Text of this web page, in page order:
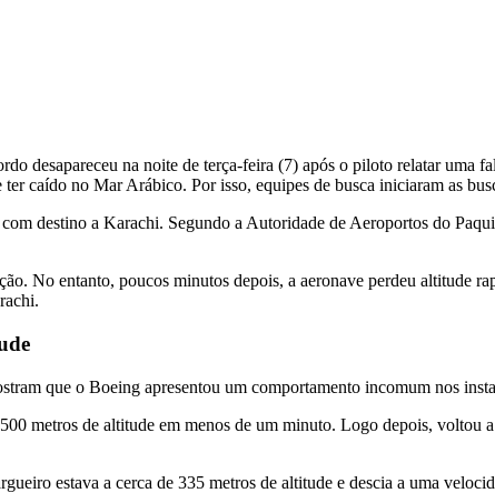
desapareceu na noite de terça-feira (7) após o piloto relatar uma
caído no Mar Arábico. Por isso, equipes de busca iniciaram as
destino a Karachi. Segundo a Autoridade de Aeroportos do
No entanto, poucos minutos depois, a aeronave perdeu altitude
que o Boeing apresentou um comportamento incomum nos
metros de altitude em menos de um minuto. Logo depois, voltou
estava a cerca de 335 metros de altitude e descia a uma